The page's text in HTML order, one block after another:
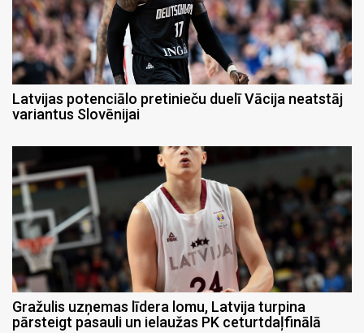
Latvijas potenciālo pretinieču duelī Vācija neatstāj
variantus Slovēnijai
Gražulis uzņemas līdera lomu, Latvija turpina
pārsteigt pasauli un ielaužas PK ceturtdaļfinālā